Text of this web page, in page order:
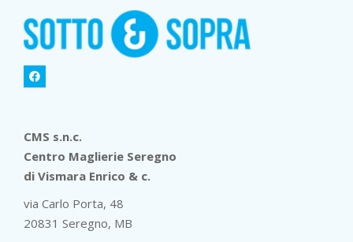
CMS s.n.c.
Centro Maglierie Seregno
di Vismara Enrico & c.
via Carlo Porta, 48
20831 Seregno, MB